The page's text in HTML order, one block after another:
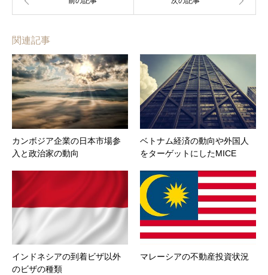
関連記事
カンボジア企業の日本市場参
入と政治家の動向
ベトナム経済の動向や外国人
をターゲットにしたMICE
インドネシアの到着ビザ以外
のビザの種類
マレーシアの不動産投資状況